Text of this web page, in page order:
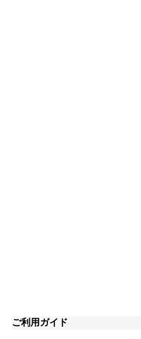
ご利用ガイド